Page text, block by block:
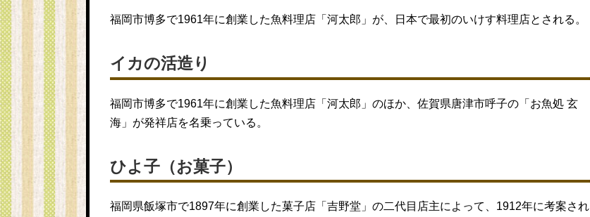
福岡市博多で1961年に創業した魚料理店「河太郎」が、日本で最初のいけす料理店とされる。
イカの活造り
福岡市博多で1961年に創業した魚料理店「河太郎」のほか、佐賀県唐津市呼子の「お魚処 玄
海」が発祥店を名乗っている。
ひよ子（お菓子）
福岡県飯塚市で1897年に創業した菓子店「吉野堂」の二代目店主によって、1912年に考案され